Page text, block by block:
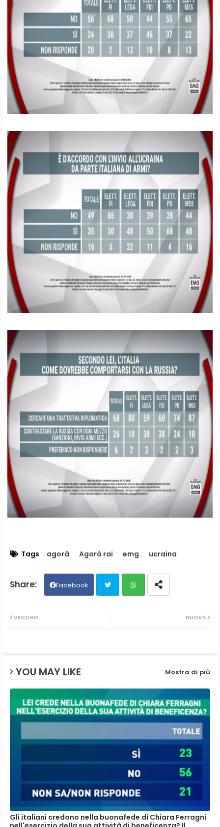
Tags agorà Agorà rai emg ucraina
Facebook
NUOVA
VECCHIA
YOU MAY LIKE Mostra di più
Gli italiani credono nella buonafede di Chiara Ferragni